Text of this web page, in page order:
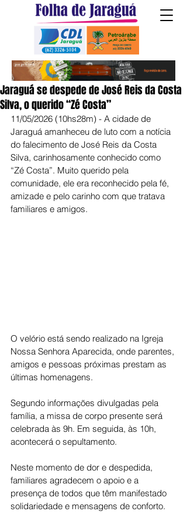
Jaraguá se despede de José Reis da Costa
Silva, o querido “Zé Costa”
11/05/2026 (10hs28m) - A cidade de
Jaraguá amanheceu de luto com a notícia
do falecimento de José Reis da Costa
Silva, carinhosamente conhecido como
“Zé Costa”. Muito querido pela
comunidade, ele era reconhecido pela fé,
amizade e pelo carinho com que tratava
familiares e amigos.
O velório está sendo realizado na Igreja
Nossa Senhora Aparecida, onde parentes,
amigos e pessoas próximas prestam as
últimas homenagens.
Segundo informações divulgadas pela
família, a missa de corpo presente será
celebrada às 9h. Em seguida, às 10h,
acontecerá o sepultamento.
Neste momento de dor e despedida,
familiares agradecem o apoio e a
presença de todos que têm manifestado
solidariedade e mensagens de conforto.